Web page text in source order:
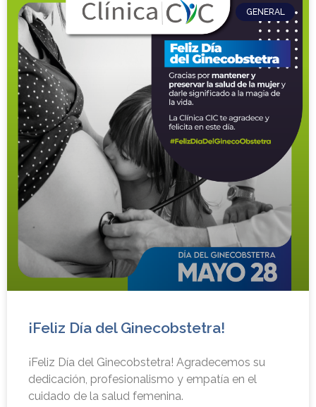
GENERAL
¡Feliz Día del Ginecobstetra!
¡Feliz Día del Ginecobstetra! Agradecemos su
dedicación, profesionalismo y empatía en el
cuidado de la salud femenina.